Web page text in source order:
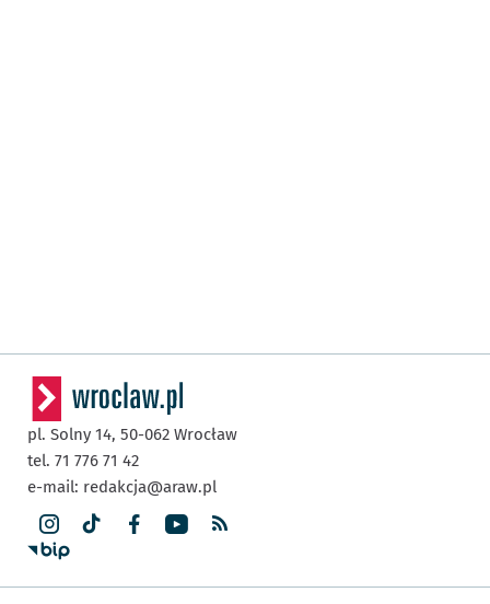
pl. Solny 14, 50-062 Wrocław
tel. 71 776 71 42
e-mail: redakcja@araw.pl